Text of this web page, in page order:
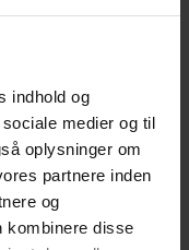
indhold og
medier og til
oplysninger om
partnere inden
og
kombinere disse
sælger en
egen eller en
Inden
til os